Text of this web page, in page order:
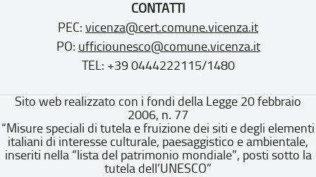
CONTATTI
PEC: vicenza@cert.comune.vicenza.it
PO: ufficiounesco@comune.vicenza.it
TEL: +39 0444222115/1480
Sito web realizzato con i fondi della Legge 20 febbraio
2006, n. 77
“Misure speciali di tutela e fruizione dei siti e degli elementi
italiani di interesse culturale, paesaggistico e ambientale,
inseriti nella “lista del patrimonio mondiale”, posti sotto la
tutela dell’UNESCO”